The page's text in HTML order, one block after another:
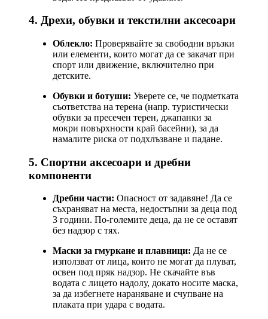
4. Дрехи, обувки и текстилни аксесоари
Облекло: Проверявайте за свободни връзки
или елементи, които могат да се закачат при
спорт или движение, включително при
детските.
Обувки и ботуши: Уверете се, че подметката
съответства на терена (напр. туристически
обувки за пресечен терен, джапанки за
мокри повърхности край басейни), за да
намалите риска от подхлъзване и падане.
5. Спортни аксесоари и дребни
компоненти
Дребни части: Опасност от задавяне! Да се
съхраняват на места, недостъпни за деца под
3 години. По-големите деца, да не се оставят
без надзор с тях.
Маски за гмуркане и плавници: Да не се
използват от лица, които не могат да плуват,
освен под пряк надзор. Не скачайте във
водата с лицето надолу, докато носите маска,
за да избегнете нараняване и счупване на
плаката при удара с водата.